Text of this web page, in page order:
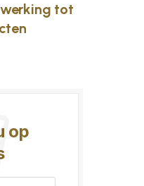
tot
op